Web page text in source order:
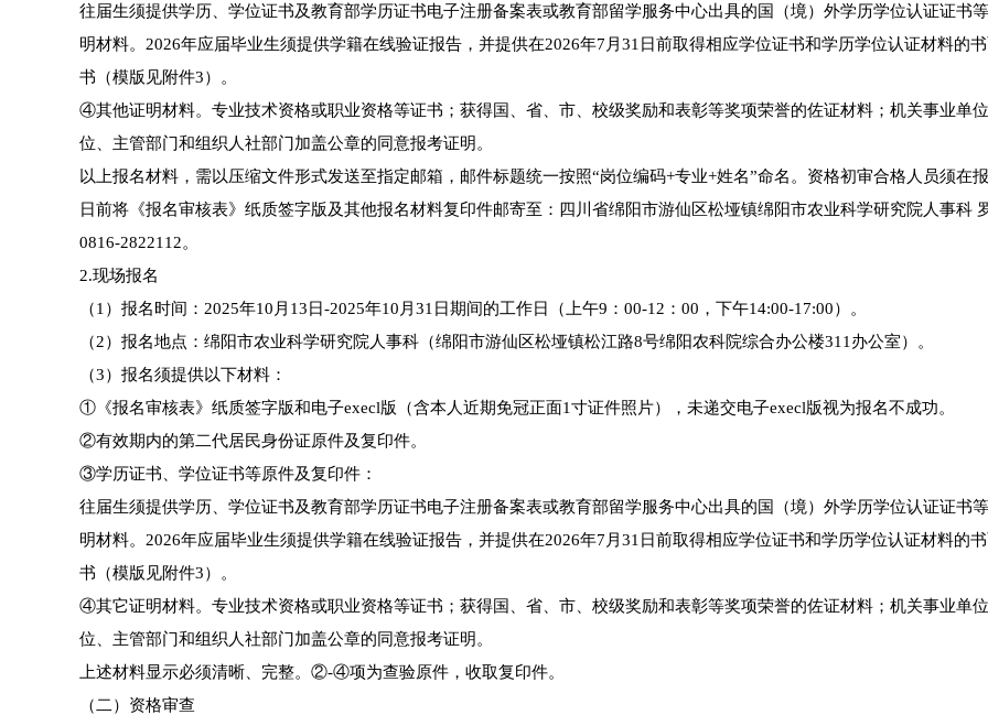
往届生须提供学历、学位证书及教育部学历证书电子注册备案表或教育部留学服务中心出具的国（境）外学历学位认证证书
明材料。2026年应届毕业生须提供学籍在线验证报告，并提供在2026年7月31日前取得相应学位证书和学历学位认证材料的
书（模版见附件3）。
④其他证明材料。专业技术资格或职业资格等证书；获得国、省、市、校级奖励和表彰等奖项荣誉的佐证材料；机关事业单
位、主管部门和组织人社部门加盖公章的同意报考证明。
以上报名材料，需以压缩文件形式发送至指定邮箱，邮件标题统一按照“岗位编码+专业+姓名”命名。资格初审合格人员须在
日前将《报名审核表》纸质签字版及其他报名材料复印件邮寄至：四川省绵阳市游仙区松垭镇绵阳市农业科学研究院人事科
0816-2822112。
2.现场报名
（1）报名时间：2025年10月13日-2025年10月31日期间的工作日（上午9：00-12：00，下午14:00-17:00）。
（2）报名地点：绵阳市农业科学研究院人事科（绵阳市游仙区松垭镇松江路8号绵阳农科院综合办公楼311办公室）。
（3）报名须提供以下材料：
①《报名审核表》纸质签字版和电子execl版（含本人近期免冠正面1寸证件照片），未递交电子execl版视为报名不成功。
②有效期内的第二代居民身份证原件及复印件。
③学历证书、学位证书等原件及复印件：
往届生须提供学历、学位证书及教育部学历证书电子注册备案表或教育部留学服务中心出具的国（境）外学历学位认证证书
明材料。2026年应届毕业生须提供学籍在线验证报告，并提供在2026年7月31日前取得相应学位证书和学历学位认证材料的
书（模版见附件3）。
④其它证明材料。专业技术资格或职业资格等证书；获得国、省、市、校级奖励和表彰等奖项荣誉的佐证材料；机关事业单
位、主管部门和组织人社部门加盖公章的同意报考证明。
上述材料显示必须清晰、完整。②-④项为查验原件，收取复印件。
（二）资格审查